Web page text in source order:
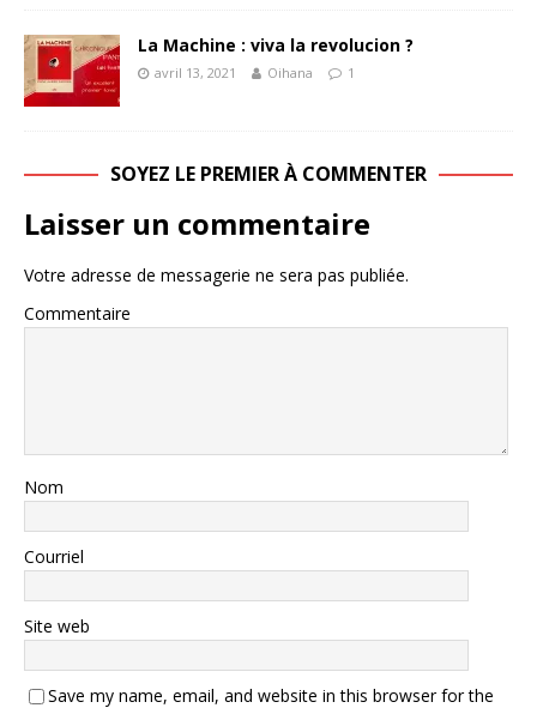
La Machine : viva la revolucion ?
avril 13, 2021 Oihana 1
SOYEZ LE PREMIER À COMMENTER
Laisser un commentaire
Votre adresse de messagerie ne sera pas publiée.
Commentaire
Nom
Courriel
Site web
Save my name, email, and website in this browser for the